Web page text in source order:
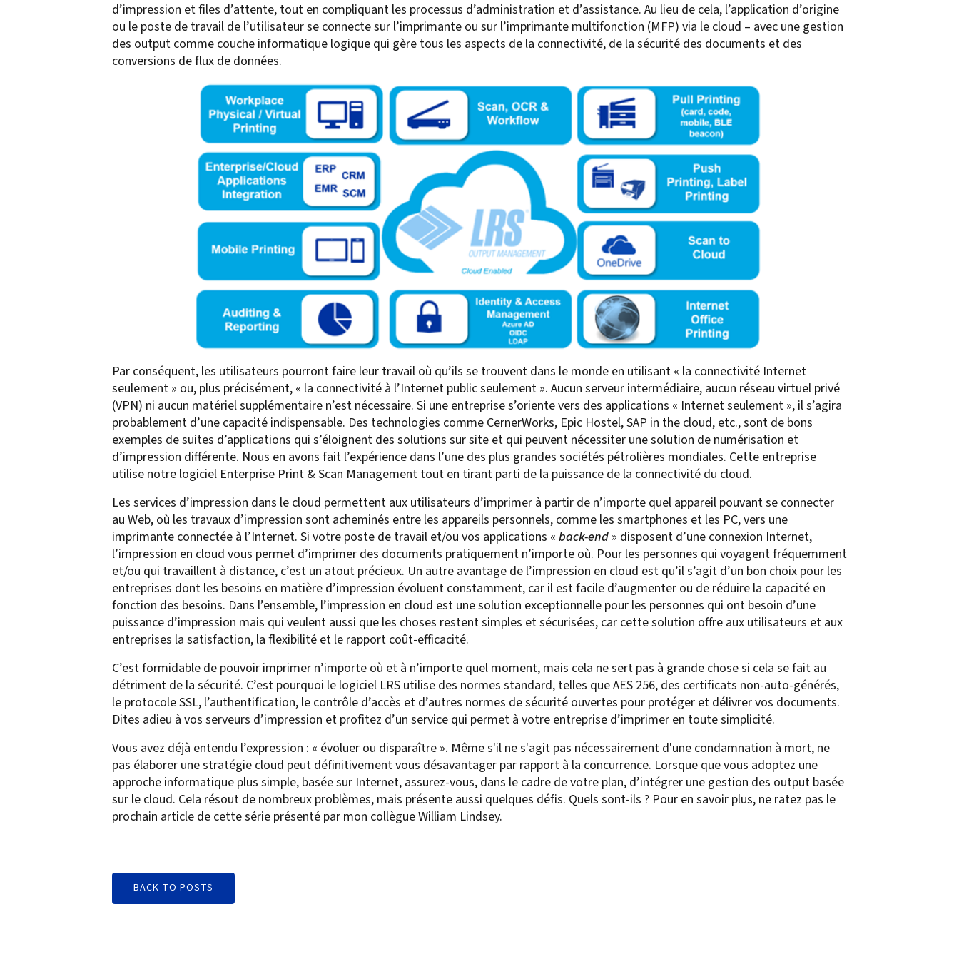
confidentiality
Unauthorized Access
Watermark confidential
For Roaming Users
VPSX for Siemens
MFPsecure/Print for Xerox
MFPsecure/Print for XT
MFPsecure/Scan Pro
MFPsecure/Scan for Mobile
d’impression et files d’attente, tout en compliquant les processus d’administration et d’assistance. Au lieu de cela, l’application d’origine
ou le poste de travail de l’utilisateur se connecte sur l’imprimante ou sur l’imprimante multifonction (MFP) via le cloud – avec une gestion
des output comme couche informatique logique qui gère tous les aspects de la connectivité, de la sécurité des documents et des
conversions de flux de données.
Par conséquent, les utilisateurs pourront faire leur travail où qu’ils se trouvent dans le monde en utilisant « la connectivité Internet
seulement » ou, plus précisément, « la connectivité à l’Internet public seulement ». Aucun serveur intermédiaire, aucun réseau virtuel privé
(VPN) ni aucun matériel supplémentaire n’est nécessaire. Si une entreprise s’oriente vers des applications « Internet seulement », il s’agira
probablement d’une capacité indispensable. Des technologies comme CernerWorks, Epic Hostel, SAP in the cloud, etc., sont de bons
exemples de suites d’applications qui s’éloignent des solutions sur site et qui peuvent nécessiter une solution de numérisation et
d’impression différente. Nous en avons fait l’expérience dans l’une des plus grandes sociétés pétrolières mondiales. Cette entreprise
utilise notre logiciel Enterprise Print & Scan Management tout en tirant parti de la puissance de la connectivité du cloud.
Les services d’impression dans le cloud permettent aux utilisateurs d’imprimer à partir de n’importe quel appareil pouvant se connecter
au Web, où les travaux d’impression sont acheminés entre les appareils personnels, comme les smartphones et les PC, vers une
imprimante connectée à l’Internet. Si votre poste de travail et/ou vos applications « back-end » disposent d’une connexion Internet,
l’impression en cloud vous permet d’imprimer des documents pratiquement n’importe où. Pour les personnes qui voyagent fréquemment
et/ou qui travaillent à distance, c’est un atout précieux. Un autre avantage de l’impression en cloud est qu’il s’agit d’un bon choix pour les
entreprises dont les besoins en matière d’impression évoluent constamment, car il est facile d’augmenter ou de réduire la capacité en
fonction des besoins. Dans l’ensemble, l’impression en cloud est une solution exceptionnelle pour les personnes qui ont besoin d’une
puissance d’impression mais qui veulent aussi que les choses restent simples et sécurisées, car cette solution offre aux utilisateurs et aux
entreprises la satisfaction, la flexibilité et le rapport coût-efficacité.
C’est formidable de pouvoir imprimer n’importe où et à n’importe quel moment, mais cela ne sert pas à grande chose si cela se fait au
détriment de la sécurité. C’est pourquoi le logiciel LRS utilise des normes standard, telles que AES 256, des certificats non-auto-générés,
le protocole SSL, l’authentification, le contrôle d’accès et d’autres normes de sécurité ouvertes pour protéger et délivrer vos documents.
Dites adieu à vos serveurs d’impression et profitez d’un service qui permet à votre entreprise d’imprimer en toute simplicité.
Vous avez déjà entendu l’expression : « évoluer ou disparaître ». Même s'il ne s'agit pas nécessairement d'une condamnation à mort, ne
pas élaborer une stratégie cloud peut définitivement vous désavantager par rapport à la concurrence. Lorsque que vous adoptez une
approche informatique plus simple, basée sur Internet, assurez-vous, dans le cadre de votre plan, d’intégrer une gestion des output basée
sur le cloud. Cela résout de nombreux problèmes, mais présente aussi quelques défis. Quels sont-ils ? Pour en savoir plus, ne ratez pas le
prochain article de cette série présenté par mon collègue William Lindsey.
BACK TO POSTS